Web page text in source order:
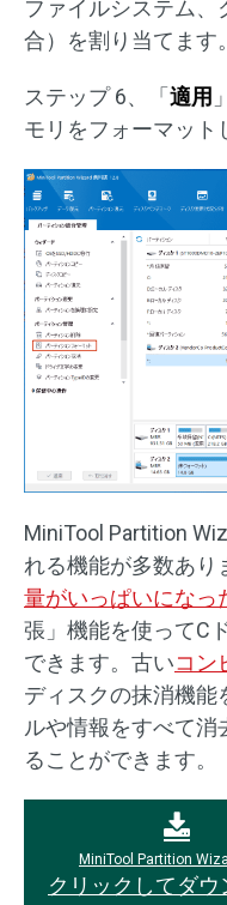
ファイルシステム
合）を割り当てます。
ステップ 6、「 適用
モリをフォーマット
MiniTool Partition
れる機能が多数あり
量がいっぱいになっ
張」機能を使ってC
できます。古いコン
ディスクの抹消機能
ルや情報をすべて消
ることができます。
MiniTool Partition
クリックしてダウ